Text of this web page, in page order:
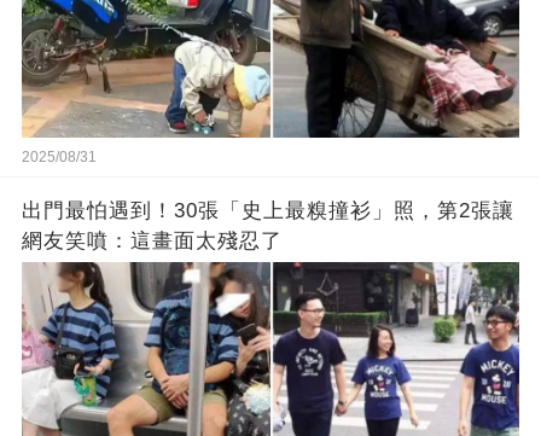
2025/08/31
出門最怕遇到！30張「史上最糗撞衫」照，第2張讓
網友笑噴：這畫面太殘忍了